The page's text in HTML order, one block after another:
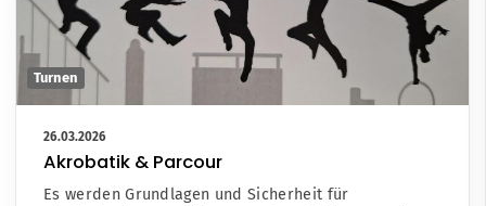
Turnen
26.03.2026
Akrobatik & Parcour
Es werden Grundlagen und Sicherheit für